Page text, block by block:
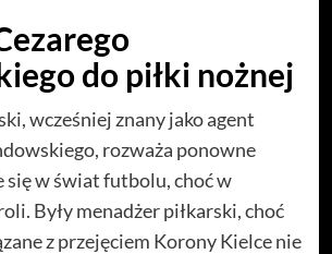
do piłki nożnej
wcześniej znany jako agent
rozważa ponowne
się w świat futbolu, choć w
Były menadżer piłkarski, choć
z przejęciem Korony Kielce nie